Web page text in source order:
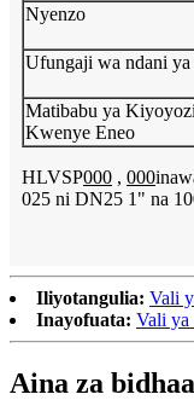
Nyenzo
Ufungaji wa ndani ya
Matibabu ya Kiyoyozi
Kwenye Eneo
HLVSP000 , 000
025 ni DN25 1" na
Iliyotangulia: Vali
Inayofuata: Vali
Aina za bidhaa